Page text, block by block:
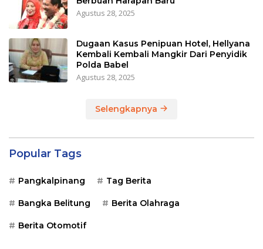
Agustus 28, 2025
Dugaan Kasus Penipuan Hotel, Hellyana
Kembali Kembali Mangkir Dari Penyidik
Polda Babel
Agustus 28, 2025
Selengkapnya
Popular Tags
Pangkalpinang Tag Berita
Bangka Belitung Berita Olahraga
Berita Otomotif